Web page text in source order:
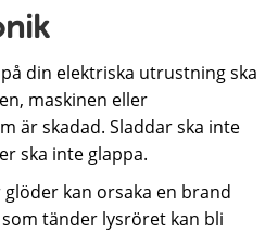
din elektriska utrustning ska
maskinen eller
är skadad. Sladdar ska inte
ska inte glappa.
kan orsaka en brand
tänder lysröret kan bli